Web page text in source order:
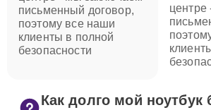
письменный договор,
поэтому все наши
клиенты в полной
безопасности
Как долго мой ноутбук